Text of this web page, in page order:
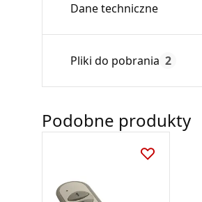
Dane techniczne
Pliki do pobrania 2
Instrukcja obsługi
Podobne produkty